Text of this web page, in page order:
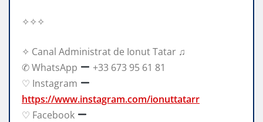
✧✧✧
✧ Canal Administrat de Ionut Tatar ♫
✆ WhatsApp
+33 673 95 61 81
♡ Instagram
https://www.instagram.com/ionuttatarr
♡ Facebook